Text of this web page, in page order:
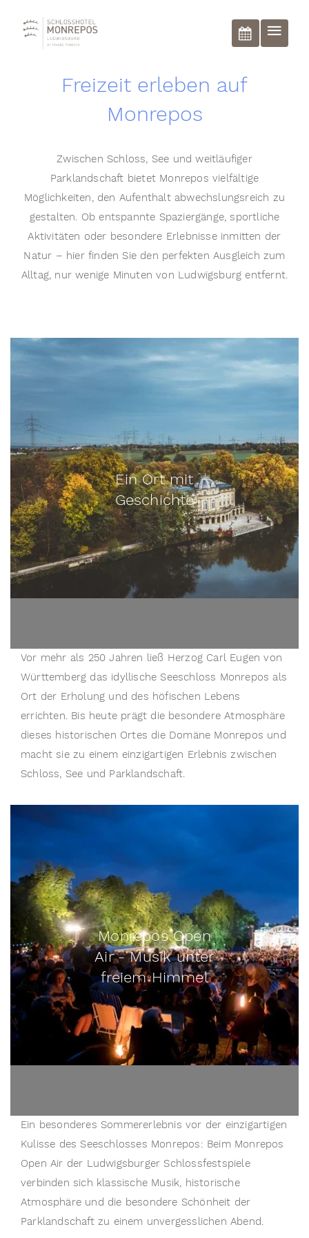
BUCHEN
Freizeit erleben auf
Monrepos
Zwischen Schloss, See und weitläufiger
Parklandschaft bietet Monrepos vielfältige
Möglichkeiten, den Aufenthalt abwechslungsreich zu
gestalten. Ob entspannte Spaziergänge, sportliche
Aktivitäten oder besondere Erlebnisse inmitten der
Natur – hier finden Sie den perfekten Ausgleich zum
Alltag, nur wenige Minuten von Ludwigsburg entfernt.
Ein Ort mit
Geschichte
Vor mehr als 250 Jahren ließ Herzog Carl Eugen von
Württemberg das idyllische Seeschloss Monrepos als
Ort der Erholung und des höfischen Lebens
errichten. Bis heute prägt die besondere Atmosphäre
dieses historischen Ortes die Domäne Monrepos und
macht sie zu einem einzigartigen Erlebnis zwischen
Schloss, See und Parklandschaft.
Monrepos Open
Air - Musik unter
freiem Himmel
Ein besonderes Sommererlebnis vor der einzigartigen
Kulisse des Seeschlosses Monrepos: Beim Monrepos
Open Air der Ludwigsburger Schlossfestspiele
verbinden sich klassische Musik, historische
Atmosphäre und die besondere Schönheit der
Parklandschaft zu einem unvergesslichen Abend.